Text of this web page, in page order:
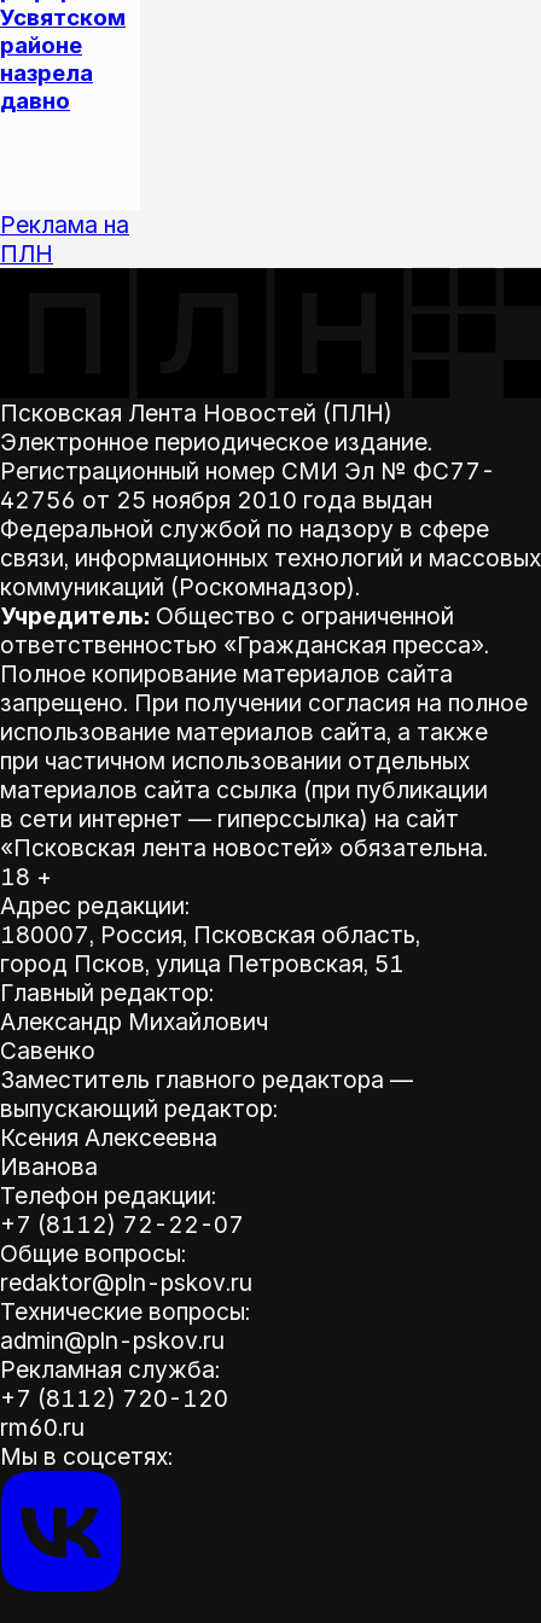
Усвятском
районе
назрела
давно
Реклама на
ПЛН
Псковская Лента Новостей (ПЛН)
Электронное периодическое издание.
Регистрационный номер СМИ Эл № ФС77-
42756 от 25 ноября 2010 года выдан
Федеральной службой по надзору в сфере
связи, информационных технологий и массовых
коммуникаций (Роскомнадзор).
Учредитель: Общество с ограниченной
ответственностью «Гражданская пресса».
Полное копирование материалов сайта
запрещено. При получении согласия на полное
использование материалов сайта, а также
при частичном использовании отдельных
материалов сайта ссылка (при публикации
в сети интернет — гиперссылка) на сайт
«Псковская лента новостей» обязательна.
18 +
Адрес редакции:
180007, Россия, Псковская область,
город Псков, улица Петровская, 51
Главный редактор:
Александр Михайлович
Савенко
Заместитель главного редактора —
выпускающий редактор:
Ксения Алексеевна
Иванова
Телефон редакции:
+7 (8112) 72-22-07
Общие вопросы:
redaktor@pln-pskov.ru
Технические вопросы:
admin@pln-pskov.ru
Рекламная служба:
+7 (8112) 720-120
rm60.ru
Мы в соцсетях: